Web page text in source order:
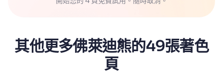
其他更多佛萊迪熊的49張著色
頁